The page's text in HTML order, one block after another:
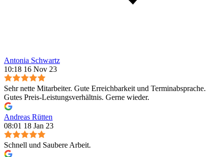
Antonia Schwartz
10:18 16 Nov 23
Sehr nette Mitarbeiter. Gute Erreichbarkeit und Terminabsprache.
Gutes Preis-Leistungsverhältnis. Gerne wieder.
Andreas Rütten
08:01 18 Jan 23
Schnell und Saubere Arbeit.